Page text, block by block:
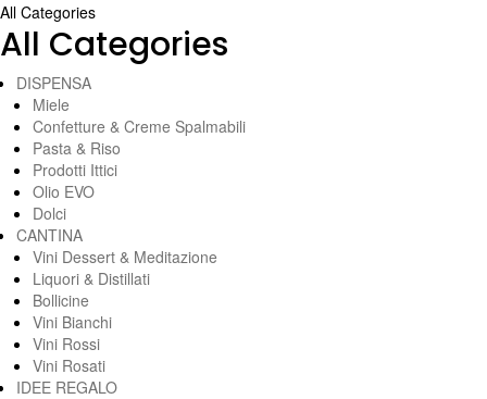
All Categories
All Categories
DISPENSA
Miele
Confetture & Creme Spalmabili
Pasta & Riso
Prodotti Ittici
Olio EVO
Dolci
CANTINA
Vini Dessert & Meditazione
Liquori & Distillati
Bollicine
Vini Bianchi
Vini Rossi
Vini Rosati
IDEE REGALO